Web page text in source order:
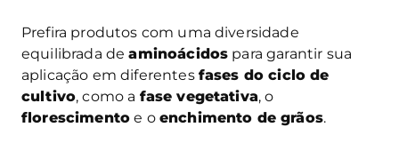
Prefira produtos com uma diversidade
equilibrada deaminoácidos para garantir sua
aplicação em diferentes fases do ciclo de
cultivo, como a fase vegetativa, o
florescimento e o enchimento de grãos.